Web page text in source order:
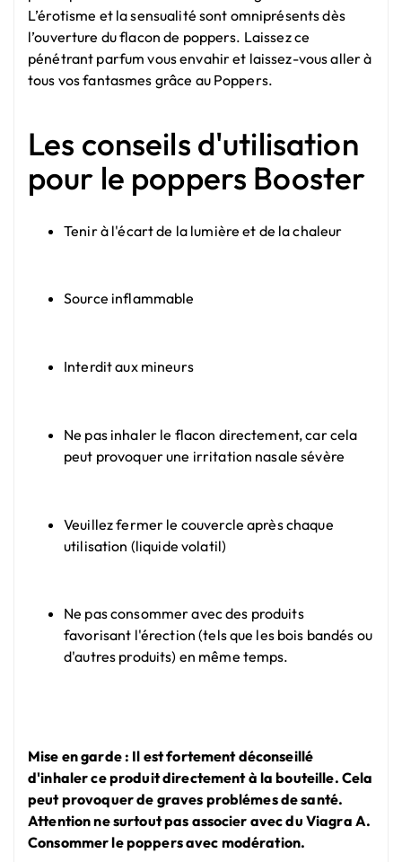
L’érotisme et la sensualité sont omniprésents dès
l’ouverture du flacon de poppers. Laissez ce
pénétrant parfum vous envahir et laissez-vous aller à
tous vos fantasmes grâce au Poppers.
Les conseils d'utilisation
pour le poppers Booster
Tenir à l'écart de la lumière et de la chaleur
Source inflammable
Interdit aux mineurs
Ne pas inhaler le flacon directement, car cela
peut provoquer une irritation nasale sévère
Veuillez fermer le couvercle après chaque
utilisation (liquide volatil)
Ne pas consommer avec des produits
favorisant l'érection (tels que les bois bandés ou
d'autres produits) en même temps.
Mise en garde : Il est fortement déconseillé
d'inhaler ce produit directement à la bouteille. Cela
peut provoquer de graves problémes de santé.
Attention ne surtout pas associer avec du Viagra A.
Consommer le poppers avec modération.